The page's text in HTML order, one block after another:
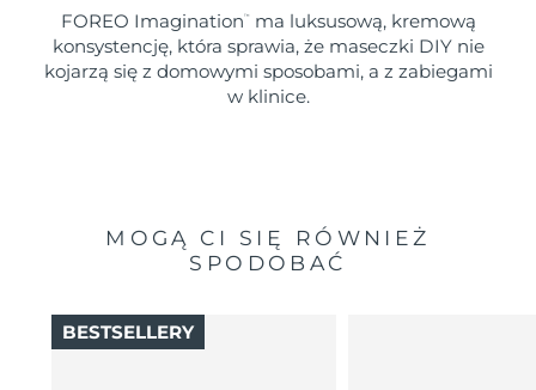
FOREO Imagination ™
ma luksusową, kremową
konsystencję, która sprawia, że maseczki DIY nie
kojarzą się z domowymi sposobami, a z zabiegami
w klinice.
MOGĄ CI SIĘ RÓWNIEŻ
SPODOBAĆ
BESTSELLERY